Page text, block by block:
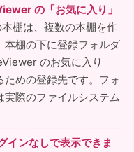
の「お気に入り」
棚は、複数の本棚を作
本棚の下に登録フォルダ
のお気に入り
めの登録先です。フォ
際のファイルシステム
インなしで表示できま